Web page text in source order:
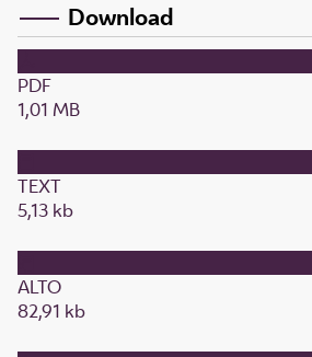
Download
PDF
1,01 MB
TEXT
5,13 kb
ALTO
82,91 kb